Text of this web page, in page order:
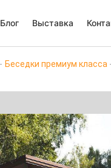
Блог Выставка
Беседки премиум класса